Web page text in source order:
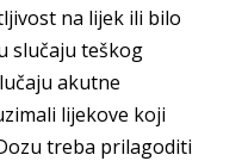
na lijek ili bilo
slučaju teškog
akutne
lijekove koji
treba prilagoditi